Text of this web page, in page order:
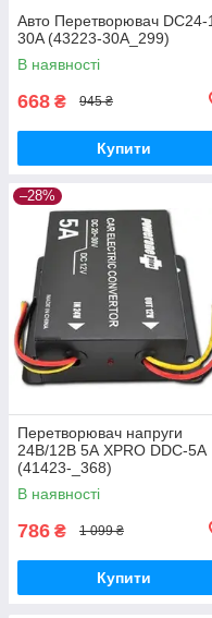
Авто Перетворювач DC24-
30A (43223-30A_299)
В наявності
668 ₴ 945 ₴
Купити
–28%
Перетворювач напруги
24В/12В 5А XPRO DDC-5A
(41423-_368)
В наявності
786 ₴ 1 099 ₴
Купити